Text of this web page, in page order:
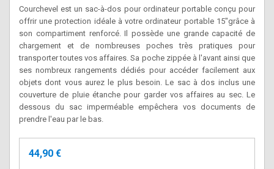
Courchevel est un sac-à-dos pour ordinateur portable conçu pour
offrir une protection idéale à votre ordinateur portable 15"grâce à
son compartiment renforcé. Il possède une grande capacité de
chargement et de nombreuses poches très pratiques pour
transporter toutes vos affaires. Sa poche zippée à l'avant ainsi que
ses nombreux rangements dédiés pour accéder facilement aux
objets dont vous aurez le plus besoin. Le sac à dos inclus une
couverture de pluie étanche pour garder vos affaires au sec. Le
dessous du sac imperméable empêchera vos documents de
prendre l'eau par le bas.
44,90 €